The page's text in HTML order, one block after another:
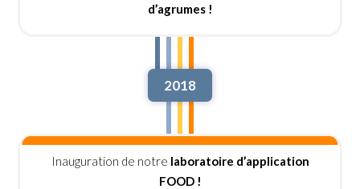
d’agrumes !
2018
Inauguration de notre laboratoire d’application
FOOD !